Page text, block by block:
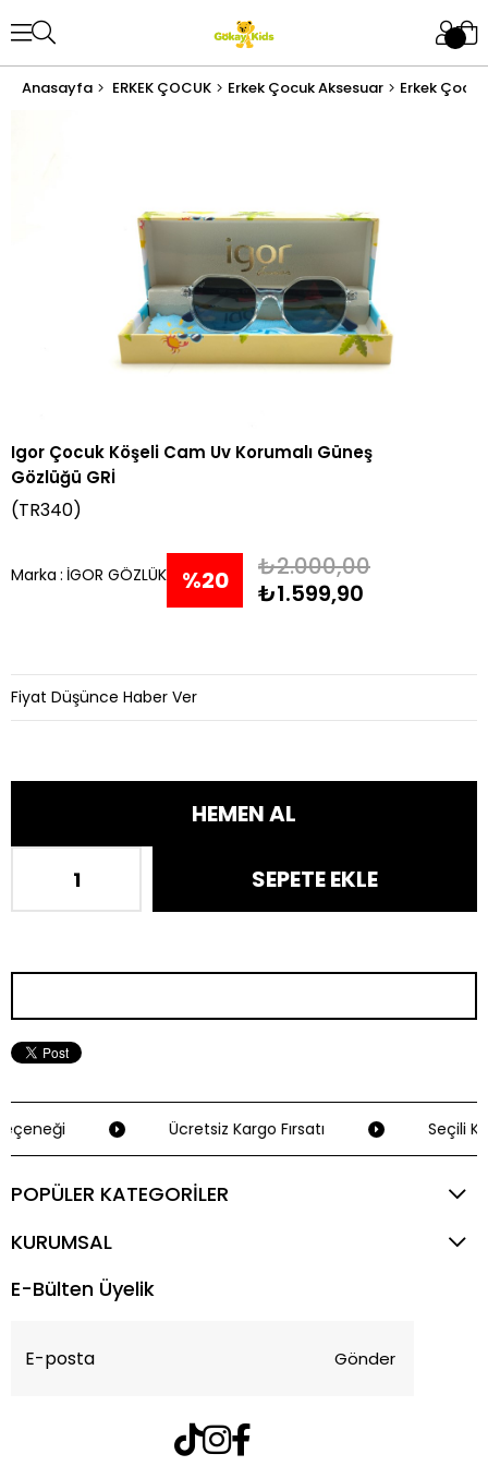
Anasayfa ERKEK ÇOCUK Erkek Çocuk Aksesuar Erkek
Igor Çocuk Köşeli Cam Uv Korumalı Güneş
Gözlüğü GRİ
(TR340)
Marka : İGOR GÖZLÜK %20
₺2.000,00
₺1.599,90
Fiyat Düşünce Haber Ver
Ücretsiz Kargo Fırsatı Seçili
POPÜLER KATEGORİLER
KURUMSAL
E-Bülten Üyelik
Gönder